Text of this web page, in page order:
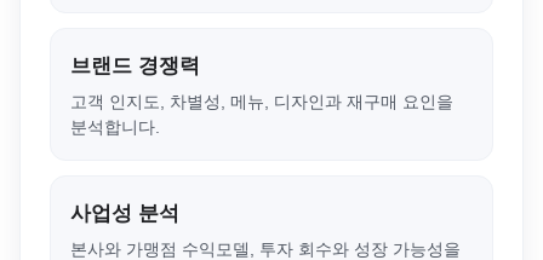
브랜드 경쟁력
고객 인지도, 차별성, 메뉴, 디자인과 재구매 요인을
분석합니다.
사업성 분석
본사와 가맹점 수익모델, 투자 회수와 성장 가능성을